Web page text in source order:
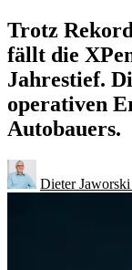
Trotz
fällt die
Jahrestief.
operativen
Autobauers.
Dieter Jaworski